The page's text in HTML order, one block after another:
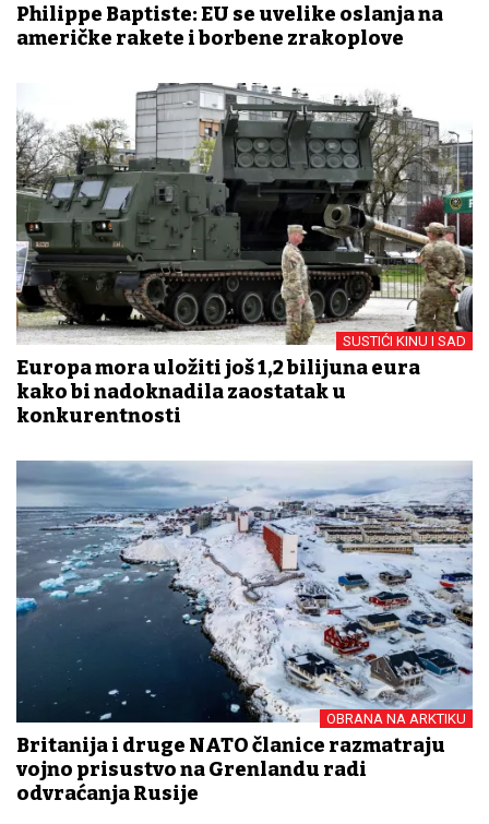
Philippe Baptiste: EU se uvelike oslanja na
američke rakete i borbene zrakoplove
SUSTIĆI KINU I SAD
Europa mora uložiti još 1,2 bilijuna eura
kako bi nadoknadila zaostatak u
konkurentnosti
OBRANA NA ARKTIKU
Britanija i druge NATO članice razmatraju
vojno prisustvo na Grenlandu radi
odvraćanja Rusije